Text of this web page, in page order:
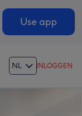
Use app
NL INLOGGEN